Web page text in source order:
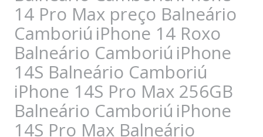
14 Pro Max preço Balneário
Camboriú iPhone 14 Roxo
Balneário Camboriú iPhone
14S Balneário Camboriú
iPhone 14S Pro Max 256GB
Balneário Camboriú iPhone
14S Pro Max Balneário